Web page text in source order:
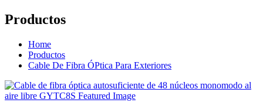
Productos
Home
Productos
Cable De Fibra ÓPtica Para Exteriores